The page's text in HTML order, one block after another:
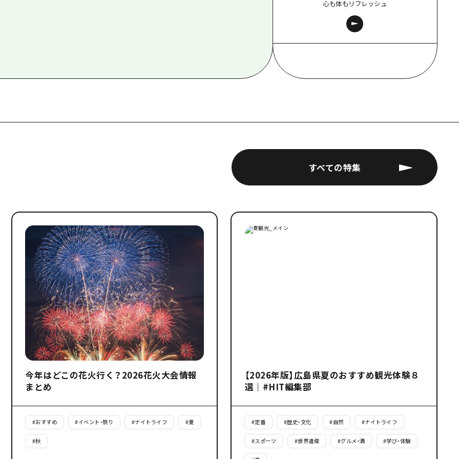
心も体もリフレッシュ
すべての特集
今年はどこの花火行く？2026花火大会情報
まとめ
#おすすめ #イベント・祭り #ナイトライフ #夏
#秋
【2026年版】広島県夏のおすすめ観光体験８
選｜#HIT編集部
#定番 #歴史・文化 #自然 #ナイトライフ
#スポーツ #世界遺産 #グルメ・酒 #学び・体験